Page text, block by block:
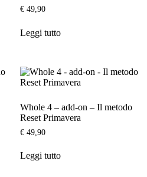
€49,90
Leggi tutto
Whole 4 – add-on – Il metodo
Reset Primavera
€49,90
Leggi tutto